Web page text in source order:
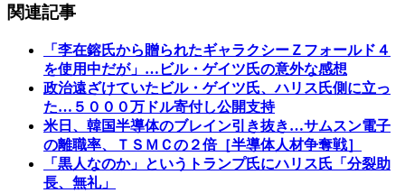
関連記事
「李在鎔氏から贈られたギャラクシーＺフォールド４
を使用中だが」…ビル・ゲイツ氏の意外な感想
政治遠ざけていたビル・ゲイツ氏、ハリス氏側に立っ
た…５０００万ドル寄付し公開支持
米日、韓国半導体のブレイン引き抜き…サムスン電子
の離職率、ＴＳＭＣの２倍［半導体人材争奪戦］
「黒人なのか」というトランプ氏にハリス氏「分裂助
長、無礼」